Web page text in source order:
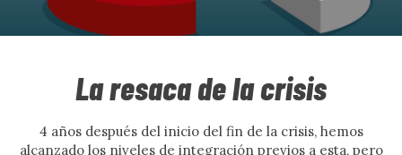
La resaca de la crisis
4 años después del inicio del fin de la crisis, hemos
alcanzado los niveles de integración previos a esta, pero